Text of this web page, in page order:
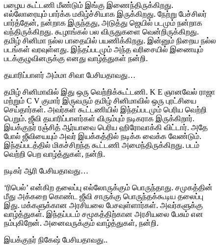
பழைய கூட்டணி மீண்டும் இங்கு இணைந்திருக்கிறது.
எல்லோரையும் பார்க்க மகிழ்ச்சியாக இருக்கிறது. நேற்று பேச்சிலர்
பார்த்தேன், நன்றாக இருந்தது, அடுத்து ஜெயில் படமும் நன்றாக
வந்திருக்கிறது. கூழாங்கல் பல விருதுகளை வென்றிருக்கிறது.
தமிழ் சினிமா நல்ல பாதையில் பயணிக்கிறது. இன்னும் நிறைய நல்ல
படங்கள் வரவுள்ளது. இந்தப்படமும் அந்த வரிசையில் இணையும்
படக்குழுவினருக்கு எனது வாழ்த்துகள் நன்றி.
தயாரிப்பாளர் அம்மா சிவா பேசியதாவது…
தமிழ் சினிமாவில் இது ஒரு வெற்றிக்கூட்டணி. K E ஞானவேல் ராஜா
மற்றும் C V குமார் இருவரும் தமிழ் சினிமாவில் ஒரு புரட்சியை
செய்தார்கள். அவர்கள் கூட்டணியில் இந்தப்படமும் பெரிய வெற்றி
பெறும். ஜீவி தயாரிப்பாளர்கள் விரும்பும் நடிகராக இருக்கிறார்.
இயக்குநர் ரஞ்சித் ஆர்யாவை பெரிய ஹிரோவாக்கி விட்டார். அதே
போல் ஜீவியையும் அவர் இயக்கத்தில் நடிக்க வைக்க வேண்டும்.
இந்தப்படத்தில் மிகச்சிறந்த கூட்டணி அமைந்திருக்கிறது. படம்
வெற்றி பெற வாழ்த்துகள், நன்றி.
நடிகர் ஆரி பேசியதாவது…
‘ரிபெல்’ என்கிற தலைப்பு எல்லோருக்கும் பொருந்தாது. சமுகத்தின்
மீது அக்கறை கொண்ட ஜீவி சாருக்கு பொருந்தக்கூடிய தலைப்பு
இது. மக்களுக்கான அரசியலை பேசவுள்ளார்கள். அவர்களுக்கு
வாழ்த்துகள். இந்தப்படம் சமூகத்திற்கான அரசியலை பேசும் என
நம்புகிறேன். அனைவருக்கும் வாழ்த்துகள், நன்றி.
இயக்குநர் நிகேஷ் பேசியதாவது..